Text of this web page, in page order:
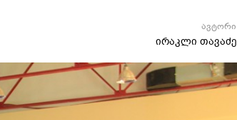
ავტორი
ირაკლი თავაძე